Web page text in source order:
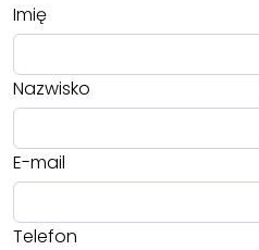
Imię
Nazwisko
E-mail
Telefon